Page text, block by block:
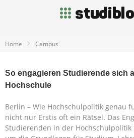
Home Campus
So engagieren Studierende sich
Hochschule
Berlin – Wie Hochschulpolitik genau
nicht nur Erstis oft ein Rätsel. Das
Studierenden in der